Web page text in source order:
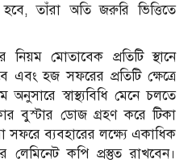
তাঁরা অতি জরুরি ভিত্তিতে
মোতাবেক প্রতিটি স্থানে
এবং হজ সফরের প্রতিটি ক্ষেত্রে
স্বাস্থ্যবিধি মেনে চলতে
বুস্টার ডোজ গ্রহণ করে টিকা
সফরে ব্যবহারের লক্ষ্যে একাধিক
কপি প্রস্তুত রাখবেন।